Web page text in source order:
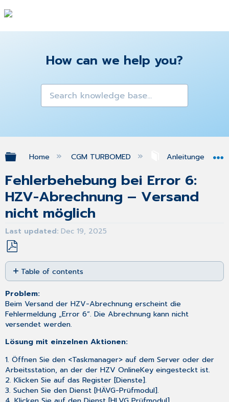
How can we help you?
Expand/collapse global hierarchy
Home CGM TURBOMED Anleitungen &
Fehlerbehebung bei Error 6:
HZV-Abrechnung – Versand
nicht möglich
Last updated Dec 19, 2025
Save
as
PDF
Table of contents
No
headers
Problem:
Beim Versand der HZV-Abrechnung erscheint die
Fehlermeldung „Error 6“. Die Abrechnung kann nicht
versendet werden.
Lösung mit einzelnen Aktionen:
1. Öffnen Sie den <Taskmanager> auf dem Server oder der
Arbeitsstation, an der der HZV OnlineKey eingesteckt ist.
2. Klicken Sie auf das Register [Dienste].
3. Suchen Sie den Dienst [HÄVG-Prüfmodul].